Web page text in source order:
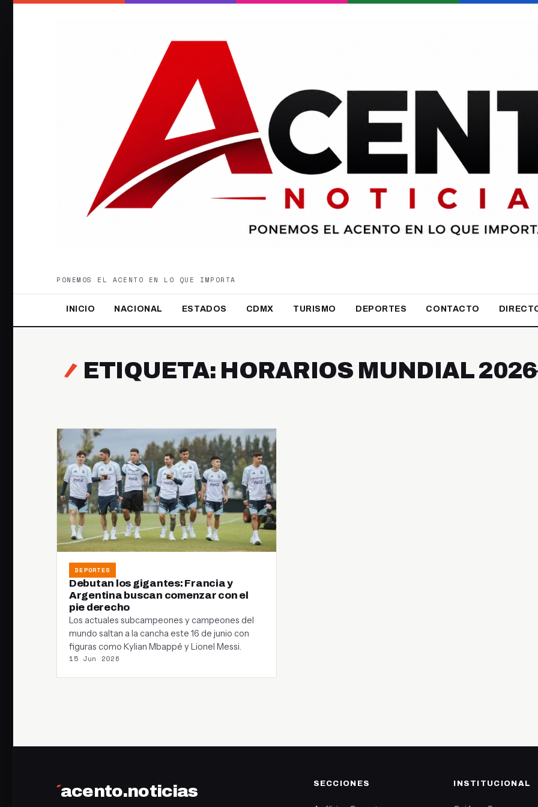
PONEMOS EL ACENTO EN LO QUE IMPORTA
INICIO NACIONAL ESTADOS CDMX TURISMO DEPORTES CONTACTO
ETIQUETA: HORARIOS MUNDIAL 2026
DEPORTES
Debutan los gigantes: Francia y
Argentina buscan comenzar con el
pie derecho
Los actuales subcampeones y campeones del
mundo saltan a la cancha este 16 de junio con
figuras como Kylian Mbappé y Lionel Messi.
15 Jun 2026
´acento.noticias SECCIONES INSTITUCIONAL